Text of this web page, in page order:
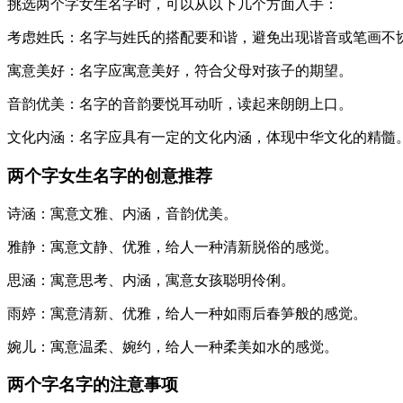
挑选两个字女生名字时，可以从以下几个方面入手：
考虑姓氏：名字与姓氏的搭配要和谐，避免出现谐音或笔画不
寓意美好：名字应寓意美好，符合父母对孩子的期望。
音韵优美：名字的音韵要悦耳动听，读起来朗朗上口。
文化内涵：名字应具有一定的文化内涵，体现中华文化的精髓。
两个字女生名字的创意推荐
诗涵：寓意文雅、内涵，音韵优美。
雅静：寓意文静、优雅，给人一种清新脱俗的感觉。
思涵：寓意思考、内涵，寓意女孩聪明伶俐。
雨婷：寓意清新、优雅，给人一种如雨后春笋般的感觉。
婉儿：寓意温柔、婉约，给人一种柔美如水的感觉。
两个字名字的注意事项